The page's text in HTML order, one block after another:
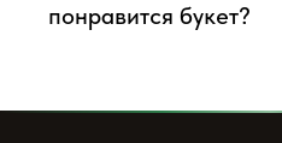
понравится букет?